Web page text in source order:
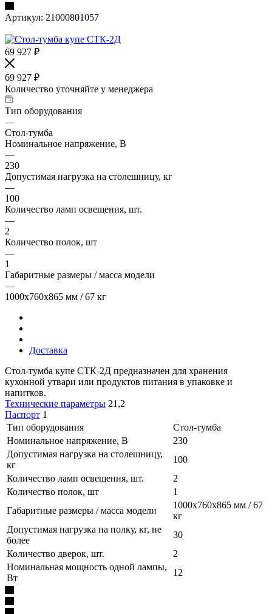
Артикул: 21000801057
69 927 ₽
69 927 ₽
Количество уточняйте у менеджера
Тип оборудования
—
Стол-тумба
Номинальное напряжение, В
—
230
Допустимая нагрузка на столешницу, кг
—
100
Количество ламп освещения, шт.
—
2
Количество полок, шт
—
1
Габаритные размеры / масса модели
—
1000х760х865 мм / 67 кг
Доставка
Стол-тумба купе СТК-2Д предназначен для хранения
кухонной утвари или продуктов питания в упаковке и
напитков.
Технические параметры 21,2
Паспорт 1
Тип оборудования
Стол-тумба
Номинальное напряжение, В
230
Допустимая нагрузка на столешницу,
кг
100
Количество ламп освещения, шт.
2
Количество полок, шт
1
Габаритные размеры / масса модели
1000х760х865 мм / 67
кг
Допустимая нагрузка на полку, кг, не
более
30
Количество дверок, шт.
2
Номинальная мощность одной лампы,
Вт
12